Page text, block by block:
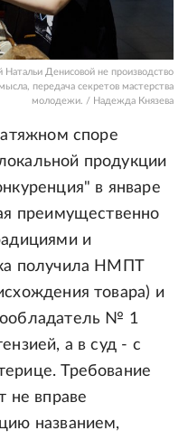
Натальи Денисовой не производство
передача секретов мастерства
молодежи. / Надежда Князева
споре
продукции
в январе
преимущественно
и
получила НМПТ
товара) и
№ 1
а в суд - с
Требование
не вправе
названием,